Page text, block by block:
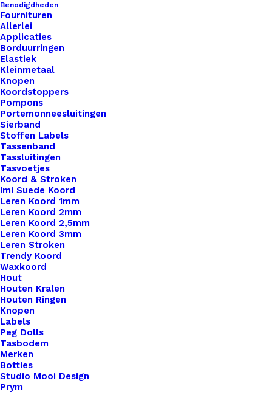
Benodigdheden
Fournituren
Allerlei
Applicaties
Borduurringen
Elastiek
Kleinmetaal
Knopen
Koordstoppers
Pompons
Portemonneesluitingen
Sierband
Stoffen Labels
Tassenband
Tassluitingen
Tasvoetjes
Koord & Stroken
Imi Suede Koord
Leren Koord 1mm
Leren Koord 2mm
Leren Koord 2,5mm
Leren Koord 3mm
Leren Stroken
Trendy Koord
Waxkoord
Hout
Houten Kralen
Houten Ringen
Knopen
Labels
Peg Dolls
Tasbodem
Merken
Botties
Studio Mooi Design
Prym
Nog meer leuks!